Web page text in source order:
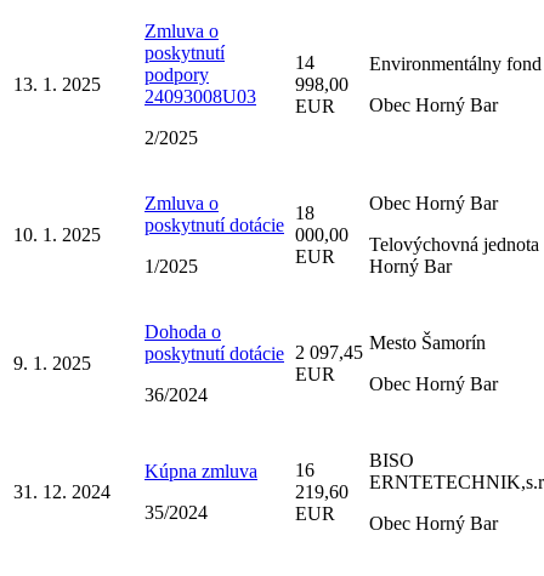
13. 1. 2025
Zmluva o
poskytnutí
podpory
24093008U03
2/2025
14
998,00
EUR
Environmentálny fond
Obec Horný Bar
10. 1. 2025
Zmluva o
poskytnutí dotácie
1/2025
18
000,00
EUR
Obec Horný Bar
Telovýchovná jednota
Horný Bar
9. 1. 2025
Dohoda o
poskytnutí dotácie
36/2024
2 097,45
EUR
Mesto Šamorín
Obec Horný Bar
31. 12. 2024
Kúpna zmluva
35/2024
16
219,60
EUR
BISO
Obec Horný Bar